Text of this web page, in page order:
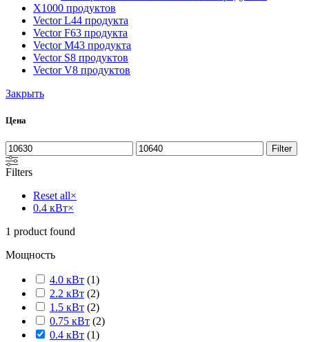
X1000 продуктов
Vector L44 продукта
Vector F63 продукта
Vector M43 продукта
Vector S8 продуктов
Vector V8 продуктов
Закрыть
Цена
Filter
Filters
Reset all×
0.4 кВт×
1 product found
Мощность
4.0 кВт (1)
2.2 кВт (2)
1.5 кВт (2)
0.75 кВт (2)
0.4 кВт (1)